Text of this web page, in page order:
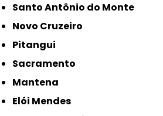
Santo Antônio do Monte
Novo Cruzeiro
Pitangui
Sacramento
Mantena
Elói Mendes